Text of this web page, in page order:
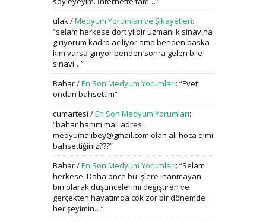
ulak/Medyum Yorumları ve Şikayetleri:
“selam herkese dort yildir uzmanlik sinavina
giriyorum kadro aciliyor ama benden baska
kim varsa giriyor benden sonra gelen bile
sinavi…”
Bahar/En Son Medyum Yorumları: “Evet
ondan bahsettim”
cumartesi /En Son Medyum Yorumları:
“bahar hanım mail adresi
medyumalibey@gmail.com olan ali hoca dimi
bahsettiğiniz???”
Bahar/En Son Medyum Yorumları: “Selam
herkese, Daha önce bu işlere inanmayan
biri olarak düşüncelerimi değiştiren ve
gerçekten hayatımda çok zor bir dönemde
her şeyimin…”